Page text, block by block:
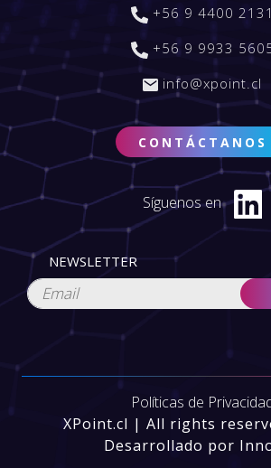
+56 9 4400 2131
+56 9 9933
info@xpoint.cl
CONTÁCTANOS
Síguenos en
NEWSLETTER
Políticas de
XPoint.cl | All rights
Desarrollado por